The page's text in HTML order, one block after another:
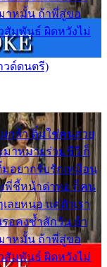
าหมั้น ถ้าพี่สู่ขอ
สัมพันธ์ ผิดหวังไม่
วด์ดนตรี)
กล้า ติ๋มใช่คนสวย
มาหมายร่วมชีวี ก็
อยากรับรักเหมือน
พี่ชี้หน้าด่าทอ ก็คน
ลยหนอ แค่ตัวเรา
อคงช้ำสักวัน ถ้า
มาหมั้น ถ้าพี่สู่ขอ
สัมพันธ์ ผิดหวังไม่